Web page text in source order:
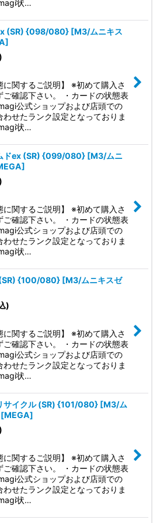
状…
(SR) {098/080} [M3/ムニキス
に関するご説明】 ※初めて購入さ
ご確認下さい。 ・カードの状態表
公式ショップおよび店頭での
わせたランク設定となっておりま
状…
ドex (SR) {099/080} [M3/ムニ
に関するご説明】 ※初めて購入さ
ご確認下さい。 ・カードの状態表
公式ショップおよび店頭での
わせたランク設定となっておりま
状…
{100/080} [M3/ムニキスゼ
)
に関するご説明】 ※初めて購入さ
ご確認下さい。 ・カードの状態表
公式ショップおよび店頭での
わせたランク設定となっておりま
状…
サイクル (SR) {101/080} [M3/ム
[MEGA]
に関するご説明】 ※初めて購入さ
ご確認下さい。 ・カードの状態表
公式ショップおよび店頭での
わせたランク設定となっておりま
状…